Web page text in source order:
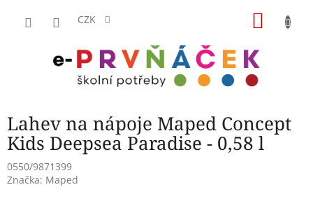
CZK
Lahev na nápoje Maped Concept
Kids Deepsea Paradise - 0,58 l
0550/9871399
Značka: Maped